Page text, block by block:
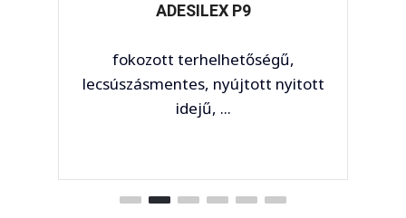
ADESILEX P9
fokozott terhelhetőségű,
lecsúszásmentes, nyújtott nyitott
idejű, ...